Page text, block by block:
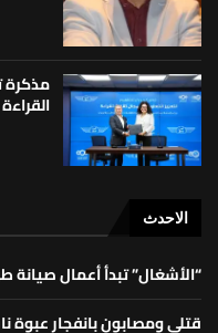
مذكرة
الاحدث
“الأشغال” تبدأ أعمال صيانة
قتلى ومصابون بانفجار